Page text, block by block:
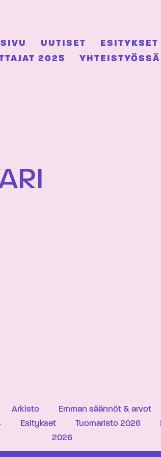
UUTISET ESITYKSET
2025
YHTEISTYÖSSÄ
Arkisto Emman säännöt & arvot
Esitykset Tuomaristo 2026
2026